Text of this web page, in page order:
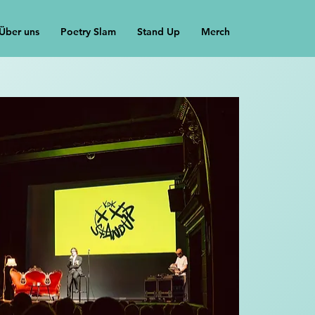
uns Poetry Slam Stand Up Merch